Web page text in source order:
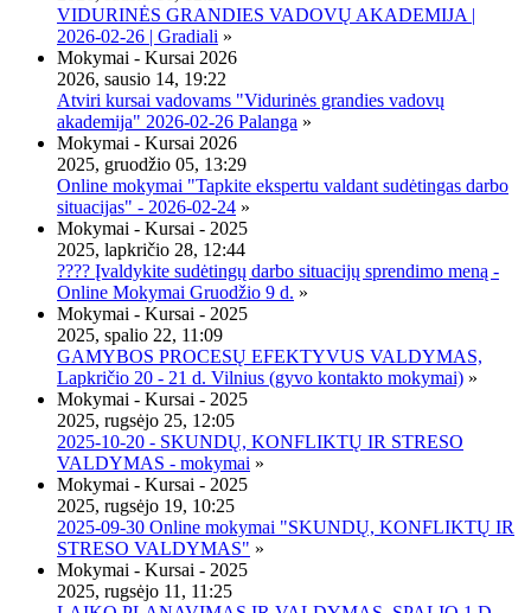
VIDURINĖS GRANDIES VADOVŲ AKADEMIJA |
2026-02-26 | Gradiali »
Mokymai - Kursai 2026
2026, sausio 14, 19:22
Atviri kursai vadovams "Vidurinės grandies vadovų
akademija" 2026-02-26 Palanga »
Mokymai - Kursai 2026
2025, gruodžio 05, 13:29
Online mokymai "Tapkite ekspertu valdant sudėtingas darbo
situacijas" - 2026-02-24 »
Mokymai - Kursai - 2025
2025, lapkričio 28, 12:44
???? Įvaldykite sudėtingų darbo situacijų sprendimo meną -
Online Mokymai Gruodžio 9 d. »
Mokymai - Kursai - 2025
2025, spalio 22, 11:09
GAMYBOS PROCESŲ EFEKTYVUS VALDYMAS,
Lapkričio 20 - 21 d. Vilnius (gyvo kontakto mokymai) »
Mokymai - Kursai - 2025
2025, rugsėjo 25, 12:05
2025-10-20 - SKUNDŲ, KONFLIKTŲ IR STRESO
VALDYMAS - mokymai »
Mokymai - Kursai - 2025
2025, rugsėjo 19, 10:25
2025-09-30 Online mokymai "SKUNDŲ, KONFLIKTŲ IR
STRESO VALDYMAS" »
Mokymai - Kursai - 2025
2025, rugsėjo 11, 11:25